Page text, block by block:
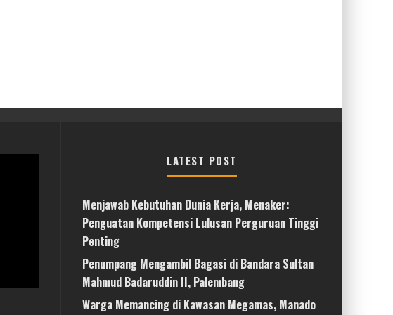
LATEST POST
Menjawab Kebutuhan Dunia Kerja, Menaker:
Penguatan Kompetensi Lulusan Perguruan Tinggi
Penting
Penumpang Mengambil Bagasi di Bandara Sultan
Mahmud Badaruddin II, Palembang
Warga Memancing di Kawasan Megamas, Manado